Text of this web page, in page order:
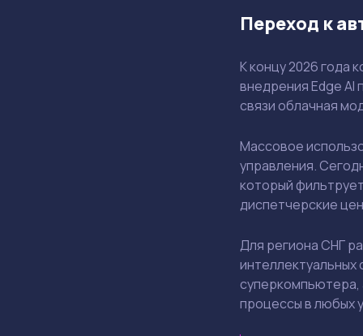
Переход к
К концу 2026 года
внедрения Edge AI
связи облачная
Массовое
управления.
который
диспетчерские
Для региона СНГ
интеллектуальных
суперкомпьютера,
процессы в любых